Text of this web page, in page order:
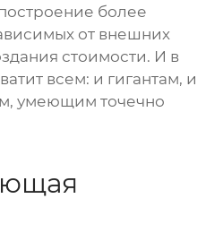
более
от внешних
стоимости. И в
всем: и гигантам, и
умеющим точечно